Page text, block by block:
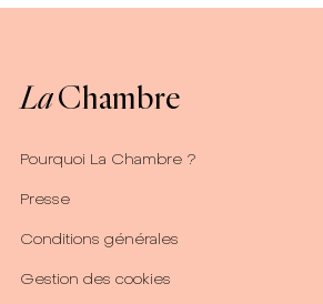
LaChambre
Pourquoi La Chambre ?
Presse
Conditions générales
Gestion des cookies